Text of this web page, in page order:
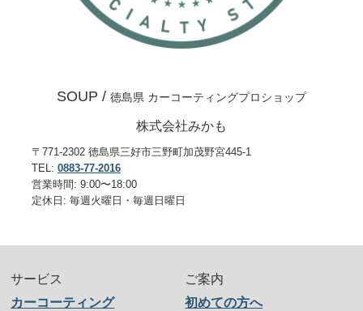
SOUP / 徳島県 カーコーティングプロショップ
株式会社みかも
〒771-2302 徳島県三好市三野町加茂野宮445-1
TEL: 0883-77-2016
営業時間: 9:00〜18:00
定休日: 毎週火曜日・毎週日曜日
サービス
カーコーティング
ご案内
初めての方へ